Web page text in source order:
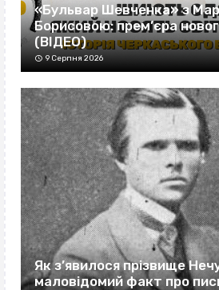
«Бульвар Шевченка» з
Борисовою: прем’єра
(ВІДЕО)
9 Серпня 2026
Як з’явилося прізвище
маловідомий факт про